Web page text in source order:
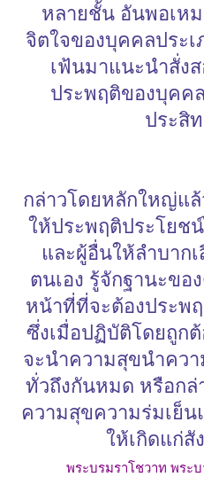
หลายชั้น อันพอเห
จิตใจของบุคคลประเ
เฟ้นมาแนะนำสั่ง
ประพฤติของบุคค
ประสิ
กล่าวโดยหลักใหญ่แ
ให้ประพฤติประโยช
และผู้อื่นให้ลำบาก
ตนเอง รู้จักฐานะขอ
หน้าที่ที่จะต้องประพ
ซึ่งเมื่อปฏิบัติโดยถูก
จะนำความสุขนำคว
ทั่วถึงกันหมด หรือกล่
ความสุขความร่มเย็
ให้เกิดแก่
พระบรมราโชวาท พระ